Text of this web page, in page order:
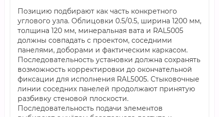
Позицию подбирают как часть конкретного
углового узла. Облицовки 0.5/0.5, ширина 1200 мм,
толщина 120 мм, минеральная вата и RAL5005
должны совпадать с проектом, соседними
панелями, доборами и фактическим каркасом.
Последовательность установки должна сохранять
возможность корректировки до окончательной
фиксации для исполнения RAL5005. Стыковочные
линии соседних панелей продолжают принятую
разбивку стеновой плоскости.
Последовательность подачи элементов